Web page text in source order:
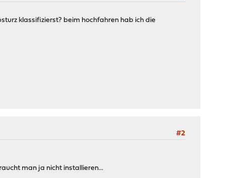
klassifizierst? beim hochfahren hab ich die
#2
man ja nicht installieren...